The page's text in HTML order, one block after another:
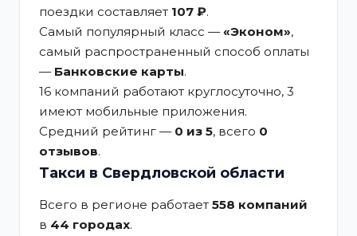
поездки составляет 107 ₽.
Самый популярный класс —«Эконом»,
самый распространенный способ оплаты
— Банковские карты.
16 компаний работают круглосуточно, 3
имеют мобильные приложения.
Средний рейтинг — 0 из 5, всего 0
отзывов.
Такси в Свердловской области
Всего в регионе работает 558 компаний
в 44 городах.